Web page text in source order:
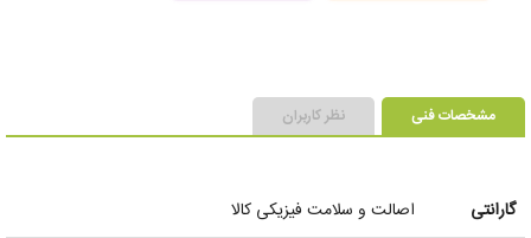
مشخصات فنی نظر کاربران
گارانتی اصالت و سلامت فیزیکی کالا